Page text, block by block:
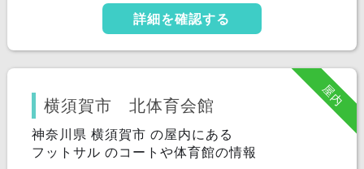
詳細を確認する
屋内
横須賀市 北体育会館
神奈川県 横須賀市 の屋内にある
フットサル のコートや体育館の情報